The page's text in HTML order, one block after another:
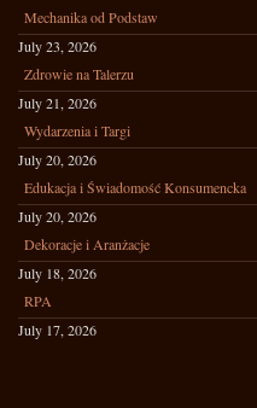
Mechanika od Podstaw
July 23, 2026
Zdrowie na Talerzu
July 21, 2026
Wydarzenia i Targi
July 20, 2026
Edukacja i Świadomość Konsumencka
July 20, 2026
Dekoracje i Aranżacje
July 18, 2026
RPA
July 17, 2026